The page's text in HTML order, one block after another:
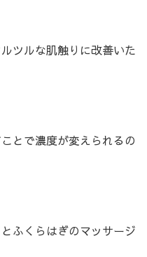
ツルな肌触りに改善いた
とで濃度が変えられるの
ふくらはぎのマッサージ